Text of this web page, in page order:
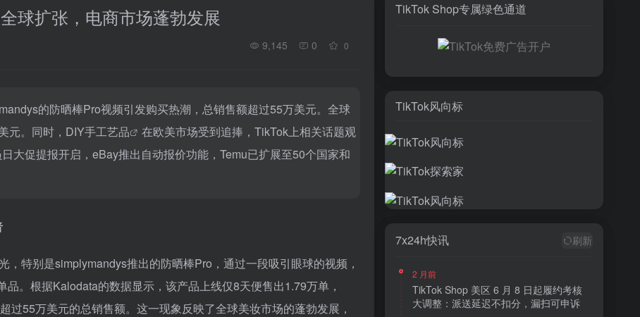
球扩张，电商市场蓬勃发展
9,145 0 0
的防晒棒Pro视频引发购买热潮，总销售额超过55万美元。全球
元。同时， DIY手工艺品
在欧美市场受到追捧，TikTok上相关话题观
大促提报开启，eBay推出自动报价功能，Temu已扩展至50个国家和
特别是simplymandys推出的防晒棒Pro，通过一段吸引眼球的视频，
。根据Kalodata的数据显示，该产品上线仅8天便售出1.79万单，
55万美元的总销售额。这一现象反映了全球美妆市场的蓬勃发展，
TikTok Shop专属绿色通道
TikTok风向标
7x24h快讯 刷新
2 月前
TikTok Shop 美区 6 月 8 日起履约考核
大调整：派送延迟不扣分，漏扫可申诉